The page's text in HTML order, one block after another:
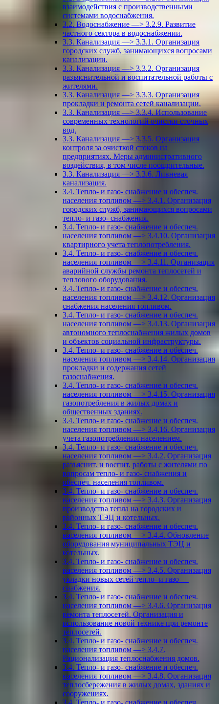
взаимодействия с производственными
системами водоснабжения.
3.2. Водоснабжение —> 3.2.9. Развитие
частного сектора в водоснабжении.
3.3. Канализация —> 3.3.1. Организация
городских служб, занимающихся вопросами
канализации.
3.3. Канализация —> 3.3.2. Организация
разъяснительной и воспитательной работы с
жителями.
3.3. Канализация —> 3.3.3. Организация
прокладки и ремонта сетей канализации.
3.3. Канализация —> 3.3.4. Использование
современных технологий очистки сточных
вод.
3.3. Канализация —> 3.3.5. Организация
контроля за очисткой стоков на
предприятиях. Меры административного
воздействия, в том числе поощрительные.
3.3. Канализация —> 3.3.6. Ливневая
канализация.
3.4. Тепло- и газо- снабжение и обеспеч.
населения топливом —> 3.4.1. Организация
городских служб, занимающихся вопросами
тепло- и газо- снабжения.
3.4. Тепло- и газо- снабжение и обеспеч.
населения топливом —> 3.4.10. Организация
квартирного учета теплопотребления.
3.4. Тепло- и газо- снабжение и обеспеч.
населения топливом —> 3.4.11. Организация
аварийной службы ремонта теплосетей и
теплового оборудования.
3.4. Тепло- и газо- снабжение и обеспеч.
населения топливом —> 3.4.12. Организация
снабжения населения топливом.
3.4. Тепло- и газо- снабжение и обеспеч.
населения топливом —> 3.4.13. Организация
автономного теплоснабжения жилых домов
и объектов социальной инфраструктуры.
3.4. Тепло- и газо- снабжение и обеспеч.
населения топливом —> 3.4.14. Организация
прокладки и содержания сетей
газоснабжения.
3.4. Тепло- и газо- снабжение и обеспеч.
населения топливом —> 3.4.15. Организация
газопотребления в жилых домах и
общественных зданиях.
3.4. Тепло- и газо- снабжение и обеспеч.
населения топливом —> 3.4.16. Организация
учета газопотребления населением.
3.4. Тепло- и газо- снабжение и обеспеч.
населения топливом —> 3.4.2. Организация
разъяснит. и воспит. работы с жителями по
вопросам тепло- и газо- снабжения и
обеспеч. населения топливом.
3.4. Тепло- и газо- снабжение и обеспеч.
населения топливом —> 3.4.3. Организация
производства тепла на городских и
районных ТЭЦ и котельных.
3.4. Тепло- и газо- снабжение и обеспеч.
населения топливом —> 3.4.4. Обновление
оборудования муниципальных ТЭЦ и
котельных.
3.4. Тепло- и газо- снабжение и обеспеч.
населения топливом —> 3.4.5. Организация
укладки новых сетей тепло- и газо —
снабжения.
3.4. Тепло- и газо- снабжение и обеспеч.
населения топливом —> 3.4.6. Организация
ремонта теплосетей. Организация и
использование новой технике при ремонте
теплосетей.
3.4. Тепло- и газо- снабжение и обеспеч.
населения топливом —> 3.4.7.
Рационализация теплоснабжения домов.
3.4. Тепло- и газо- снабжение и обеспеч.
населения топливом —> 3.4.8. Организация
теплосбережения в жилых домах, зданиях и
сооружениях.
3.4. Тепло- и газо- снабжение и обеспеч.